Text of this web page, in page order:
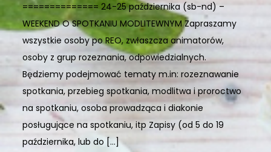
============== 24-25 października (sb-nd) –
WEEKEND O SPOTKANIU MODLITEWNYM Zapraszamy
wszystkie osoby po REO, zwłaszcza animatorów,
osoby z grup rozeznania, odpowiedzialnych.
Będziemy podejmować tematy m.in: rozeznawanie
spotkania, przebieg spotkania, modlitwa i proroctwo
na spotkaniu, osoba prowadząca i diakonie
posługujące na spotkaniu, itp Zapisy (od 5 do 19
października, lub do […]